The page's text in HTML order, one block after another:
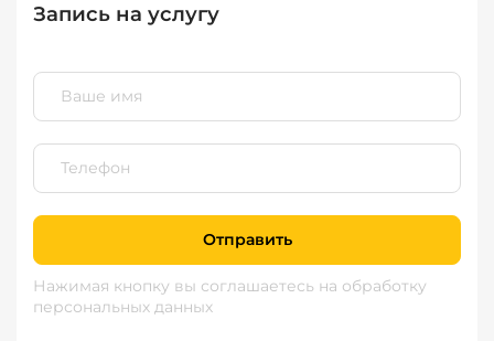
Запись на услугу
Отправить
Нажимая кнопку вы соглашаетесь на обработку
персональных данных